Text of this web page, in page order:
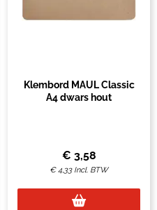
Klembord MAUL Classic
A4 dwars hout
€ 3,58
€4,33 Incl. BTW